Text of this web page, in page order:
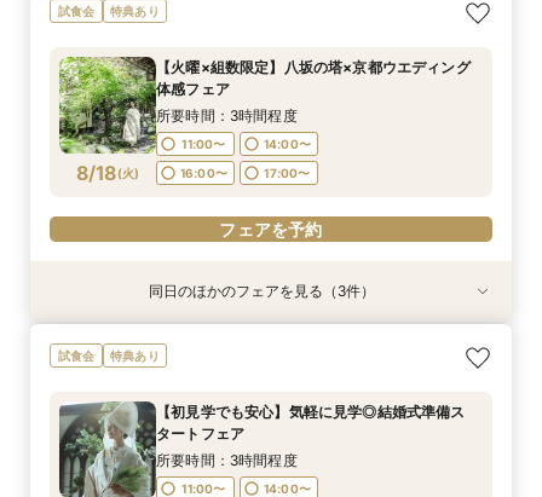
8/17(月)
【初見学でも安心】気軽に見学◎結婚式準備ス
タートフェア
11:00〜
16:00〜
17:00〜
フェアを予約
8/17(月)
【組数限定】ご来館でAmazonギフト券プレゼン
ト！さらに、ご成約で挙式料100％OFF/料理2ラ
定の特典付リニューアル記念フェア◎
所要時間：3時間程度
16:00〜
17:00〜
フェアを予約
試食会 特典あり
8/18(火)
【火曜×組数限定】八坂の塔×京都ウエディング
体感フェア
所要時間：3時間程度
11:00〜
14:00〜
16:00〜
17:00〜
フェアを予約
特典あり
8/18(火)
【初見学でも安心】気軽に見学◎結婚式準備ス
タートフェア
11:00〜
16:00〜
17:00〜
特典あり
8/18(火)
【組数限定】ご来館でAmazonギフト券プレゼン
ト！さらに、ご成約で挙式料100％OFF/料理2ラ
定の特典付リニューアル記念フェア◎
所要時間：3時間程度
16:00〜
17:00〜
特典あり
8/18(火)
【少人数*おもてなし重視の方*必見】八坂の塔に
誓う挙式×実際のご婚礼料理ハーフコース試食で
所要時間：3時間程度
16:00〜
17:00〜
同日のほかのフェアを見る（3件）
試食会 特典あり
【初見学でも安心】気軽に見学◎結婚式準備ス
タートフェア
所要時間：3時間程度
11:00〜
14:00〜